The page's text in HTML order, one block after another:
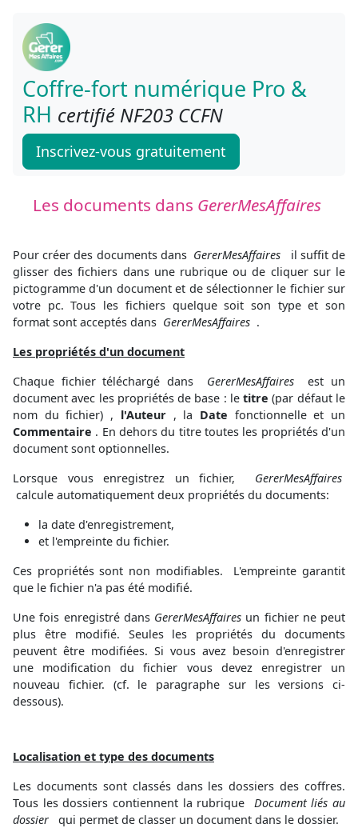
Coffre-fort numérique Pro &
RH certifié NF203 CCFN
Inscrivez-vous gratuitement
Les documents dans GererMesAffaires
Pour créer des documents dans GererMesAffaires
il suffit de
glisser des fichiers dans une rubrique ou de cliquer sur le
pictogramme d'un document et de sélectionner le fichier sur
votre pc. Tous les fichiers quelque soit son type et son
format sont acceptés dans GererMesAffaires .
Les propriétés d'un document
Chaque fichier téléchargé dans GererMesAffairesest un
document avec les propriétés de base : letitre(par défaut le
nom du fichier) , l'Auteur , la Date fonctionnelle et un
Commentaire . En dehors du titre toutes les propriétés d'un
document sont optionnelles.
Lorsque vous enregistrez un fichier, GererMesAffaires
calcule automatiquement deux propriétés du documents:
la date d'enregistrement,
et l'empreinte du fichier.
Ces propriétés sont non modifiables. L'empreinte garantit
que le fichier n'a pas été modifié.
Une fois enregistré dans GererMesAffaires un fichier ne peut
plus être modifié. Seules les propriétés du documents
peuvent être modifiées. Si vous avez besoin d'enregistrer
une modification du fichier vous devez enregistrer un
nouveau fichier. (cf. le paragraphe sur les versions ci-
dessous).
Localisation et type des documents
Les documents sont classés dans les dossiers des coffres.
Tous les dossiers contiennent la rubrique Document liés au
dossier
qui permet de classer un document dans le dossier.